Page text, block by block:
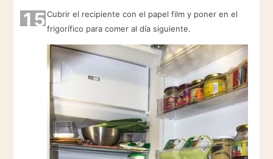
15Cubrir el recipiente con el papel film y poner en el
frigorífico para comer al día siguiente.